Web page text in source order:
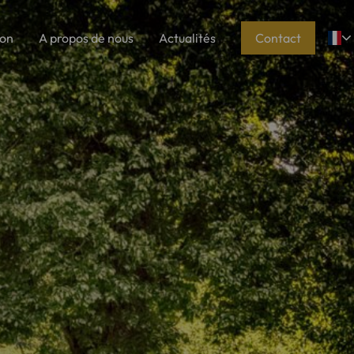
A propos de nous Actualités Contact